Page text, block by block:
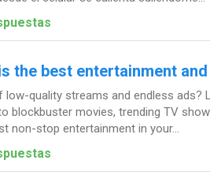
the best entertainment
low-quality streams and endless
blockbuster movies, trending TV
non-stop entertainment in your...